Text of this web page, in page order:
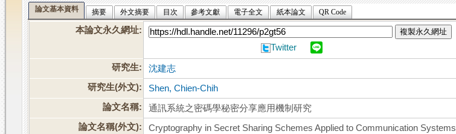
論文基本資料 摘要 外文摘要 目次 參考文獻 電子全文 紙本論文 QR Code
本論文永久網址: 複製永久網址
Twitter
研究生:
沈建志
研究生(外文):
Shen, Chien-Chih
論文名稱:
通訊系統之密碼學秘密分享應用機制研究
論文名稱(外文):
Cryptography in Secret Sharing Schemes Applied to Communication Systems